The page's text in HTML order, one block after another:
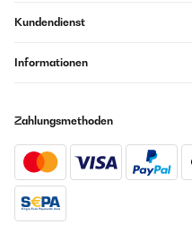
Kundendienst
Informationen
Zahlungsmethoden